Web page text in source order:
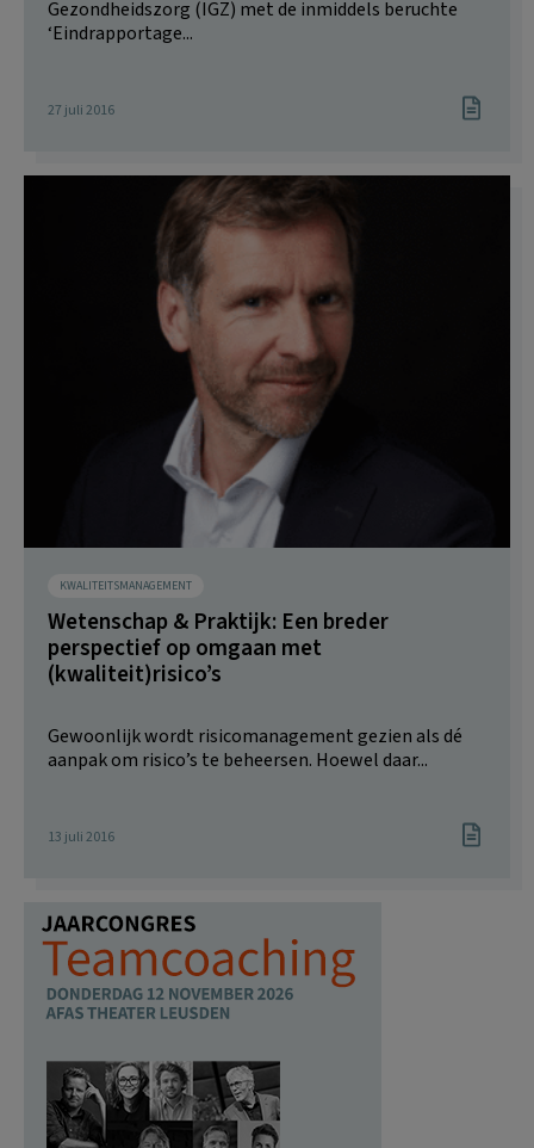
Gezondheidszorg (IGZ) met de inmiddels beruchte
‘Eindrapportage...
27 juli 2016
KWALITEITSMANAGEMENT
Wetenschap & Praktijk: Een breder
perspectief op omgaan met
(kwaliteit)risico’s
Gewoonlijk wordt risicomanagement gezien als dé
aanpak om risico’s te beheersen. Hoewel daar...
13 juli 2016